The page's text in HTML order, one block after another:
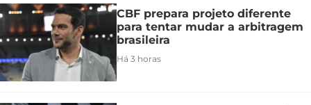
CBF prepara projeto diferente
para tentar mudar a arbitragem
brasileira
Há 3 horas